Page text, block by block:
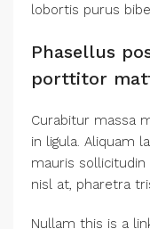
lobortis purus
Phasellus
porttitor
Curabitur massa
in ligula. Aliquam
mauris
nisl at, pharetra
Nullam this is a